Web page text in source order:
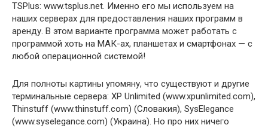
TSPlus: www.tsplus.net. Именно его мы используем на
наших серверах для предоставления наших программ в
аренду. В этом варианте программа может работать с
программой хоть на МАК-ах, планшетах и смартфонах — с
любой операционной системой!
Для полноты картины упомяну, что существуют и другие
терминальные сервера: XP Unlimited (www.xpunlimited.com),
Thinstuff (www.thinstuff.com) (Словакия), SysElegance
(www.syselegance.com) (Украина). Но про них ничего